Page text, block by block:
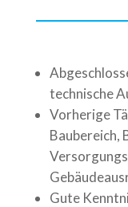
technische
Vorherige
Baubereich,
Gute